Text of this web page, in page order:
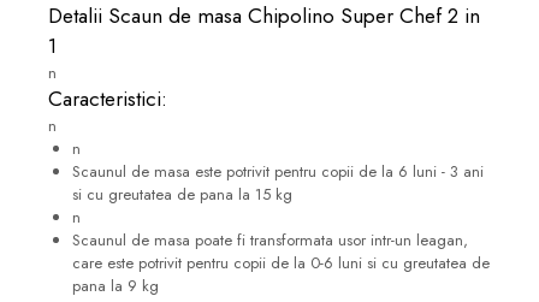
Detalii Scaun de masa Chipolino Super Chef 2 in
1
n
Caracteristici:
n
n
Scaunul de masa este potrivit pentru copii de la 6 luni - 3 ani
si cu greutatea de pana la 15 kg
n
Scaunul de masa poate fi transformata usor intr-un leagan,
care este potrivit pentru copii de la 0-6 luni si cu greutatea de
pana la 9 kg